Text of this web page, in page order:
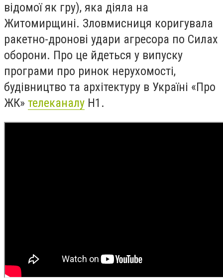
відомої як гру), яка діяла на
Житомирщині. Зловмисниця коригувала
ракетно-дронові удари агресора по Силах
оборони. Про це йдеться у випуску
програми про ринок нерухомості,
будівництво та архітектуру в Україні «Про
ЖК» телеканалу Н1.